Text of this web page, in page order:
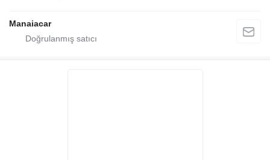
Manaiacar